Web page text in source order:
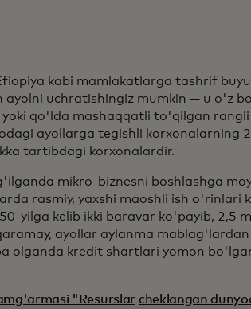
kabi mamlakatlarga tashrif
ayolni uchratishingiz mumkin — u o'z
qo'lda mashaqqatli to'qilgan
ayollarga tegishli korxonalarning
tartibdagi korxonalardir.
mikro-biznesni boshlashga
rasmiy, yaxshi maoshli ish o'rinlari
yilga kelib ikki baravar ko'payib, 2,5
ayollar aylanma
olganda kredit shartlari yomon
"Resurslar cheklangan